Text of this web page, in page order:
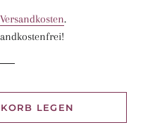
Versandkosten.
LEGEN